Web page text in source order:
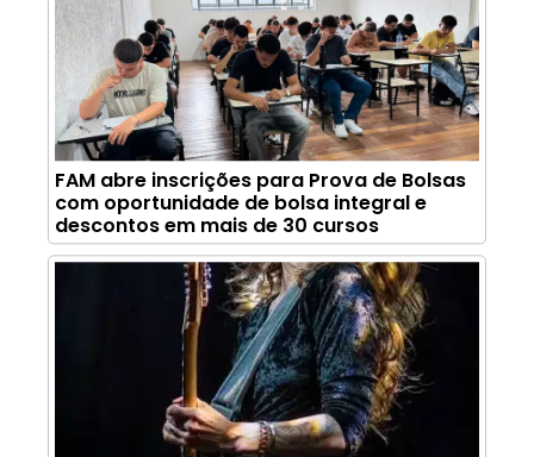
FAM abre inscrições para Prova de Bolsas
com oportunidade de bolsa integral e
descontos em mais de 30 cursos